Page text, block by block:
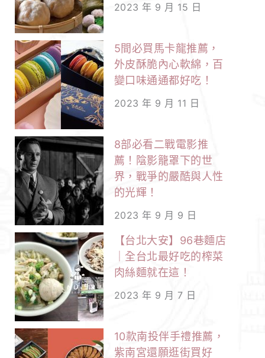
2023 年 9 月 15 日
5間必買馬卡龍推薦，
外皮酥脆內心軟綿，百
變口味通通都好吃！
2023 年 9 月 11 日
8部必看二戰電影推
薦！陰影籠罩下的世
界，戰爭的嚴酷與人性
的光輝！
2023 年 9 月 9 日
【台北大安】96巷麵店
｜全台北最好吃的榨菜
肉絲麵就在這！
2023 年 9 月 7 日
10款南投伴手禮推薦，
紫南宮還願逛街買好